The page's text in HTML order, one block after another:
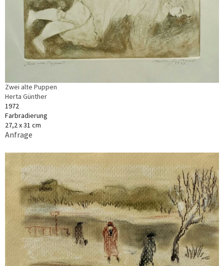
Zwei alte Puppen
Herta Günther
1972
Farbradierung
27,2 x 31 cm
Anfrage